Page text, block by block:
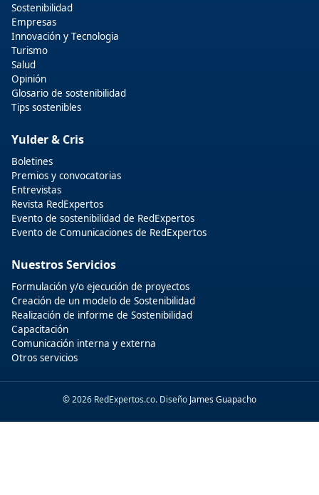
Sostenibilidad
Empresas
Innovación y Tecnologia
Turismo
Salud
Opinión
Glosario de sostenibilidad
Tips sostenibles
Yulder & Cris
Boletines
Premios y convocatorias
Entrevistas
Revista RedExpertos
Evento de sostenibilidad de RedExpertos
Evento de Comunicaciones de RedExpertos
Nuestros Servicios
Formulación y/o ejecución de proyectos
Creación de un modelo de Sostenibilidad
Realización de informe de Sostenibilidad
Capacitación
Comunicación interna y externa
Otros servicios
© 2026 RedExpertos.co. Diseño James Guapacho